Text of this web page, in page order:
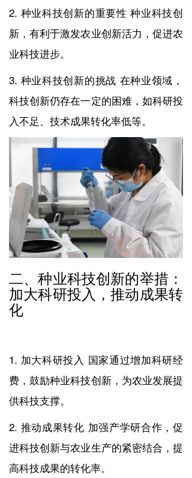
2. 种业科技创新的重要性 种业科技创
新，有利于激发农业创新活力，促进农
业科技进步。
3. 种业科技创新的挑战 在种业领域，
科技创新仍存在一定的困难，如科研投
入不足、技术成果转化率低等。
二、种业科技创新的举措：
加大科研投入，推动成果转
化
1. 加大科研投入 国家通过增加科研经
费，鼓励种业科技创新，为农业发展提
供科技支撑。
2. 推动成果转化 加强产学研合作，促
进科技创新与农业生产的紧密结合，提
高科技成果的转化率。